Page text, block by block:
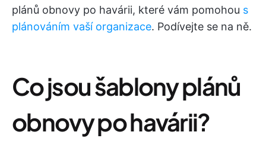
plánů obnovy po havárii, které vám pomohou s
plánováním vaší organizace. Podívejte se na ně.
Co jsou šablony plánů
obnovy po havárii?